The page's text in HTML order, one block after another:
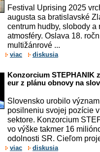
Festival Uprising 2025
augusta sa bratislavské
centrum hudby, slobody
atmosféry. Oslava 18.
multižánrové ...
viac diskusia
Konzorcium STEPHANIK
eur z plánu obnovy na
Slovensko urobilo
posilneniu svojej pozície
sektore. Konzorcium
vo výške takmer 16
odolnosti SR. Cieľom
viac diskusia